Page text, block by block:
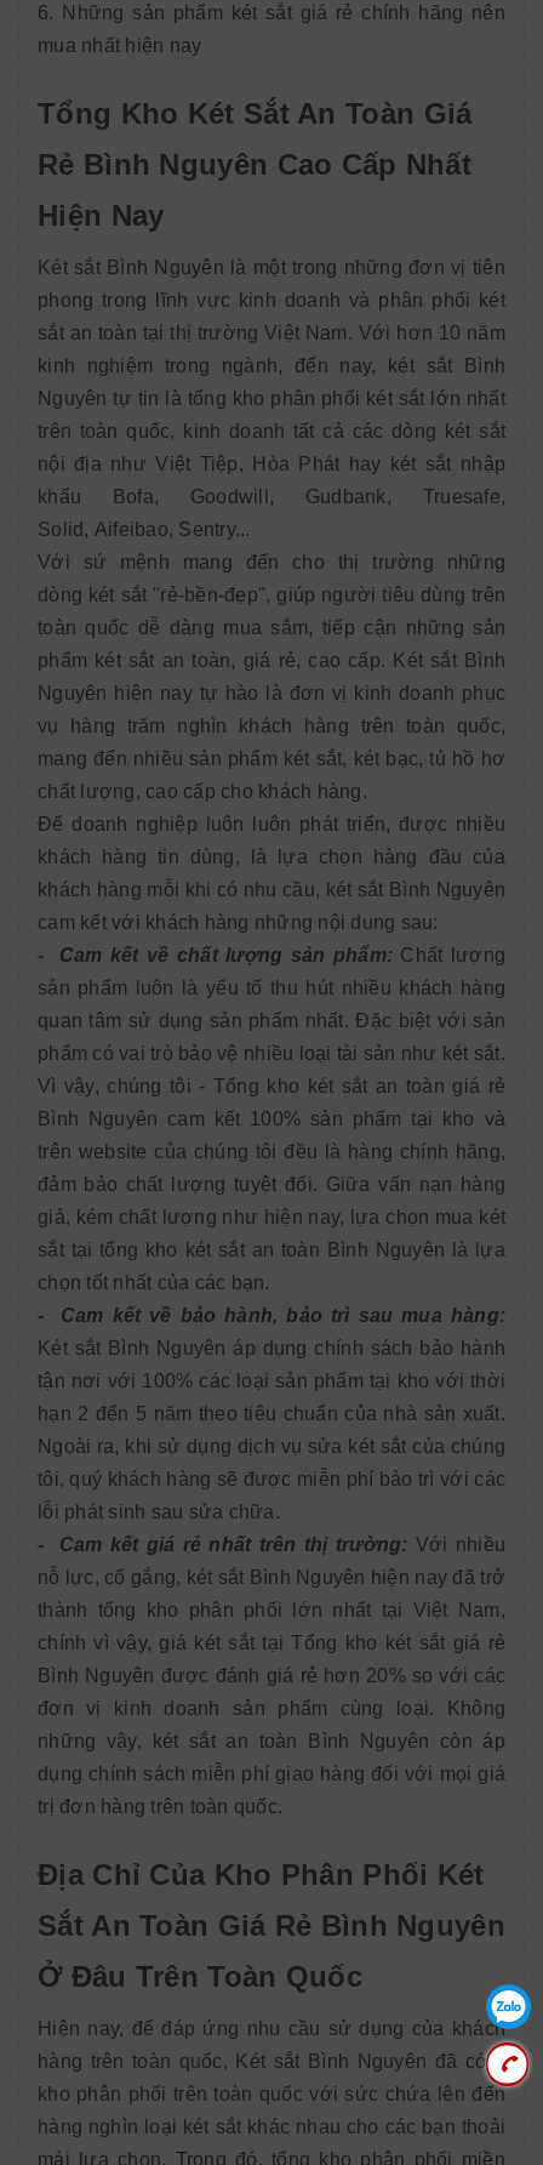
6. Những sản phẩm két sắt giá rẻ chính hãng nên
mua nhất hiện nay
Tổng Kho Két Sắt An Toàn Giá
Rẻ Bình Nguyên Cao Cấp Nhất
Hiện Nay
Két sắt Bình Nguyên là một trong những đơn vị tiên
phong trong lĩnh vực kinh doanh và phân phối két
sắt an toàn tại thị trường Việt Nam. Với hơn 10 năm
kinh nghiệm trong ngành, đến nay, két sắt Bình
Nguyên tự tin là tổng kho phân phối két sắt lớn nhất
trên toàn quốc, kinh doanh tất cả các dòng két sắt
nội địa như Việt Tiệp, Hòa Phát hay két sắt nhập
khẩu Bofa, Goodwill, Gudbank, Truesafe,
Solid, Aifeibao, Sentry...
Với sứ mệnh mang đến cho thị trường những
dòng két sắt "rẻ-bền-đẹp", giúp người tiêu dùng trên
toàn quốc dễ dàng mua sắm, tiếp cận những sản
phẩm két sắt an toàn, giá rẻ, cao cấp. Két sắt Bình
Nguyên hiện nay tự hào là đơn vị kinh doanh phục
vụ hàng trăm nghìn khách hàng trên toàn quốc,
mang đến nhiều sản phẩm két sắt, két bạc, tủ hồ hơ
chất lượng, cao cấp cho khách hàng.
Để doanh nghiệp luôn luôn phát triển, được nhiều
khách hàng tin dùng, là lựa chọn hàng đầu của
khách hàng mỗi khi có nhu cầu, két sắt Bình Nguyên
cam kết với khách hàng những nội dung sau:
- Cam kết về chất lượng sản phẩm: Chất lượng
sản phẩm luôn là yếu tố thu hút nhiều khách hàng
quan tâm sử dụng sản phẩm nhất. Đặc biệt với sản
phẩm có vai trò bảo vệ nhiều loại tài sản như két sắt.
Vì vậy, chúng tôi - Tổng kho két sắt an toàn giá rẻ
Bình Nguyên cam kết 100% sản phẩm tại kho và
trên website của chúng tôi đều là hàng chính hãng,
đảm bảo chất lượng tuyệt đối. Giữa vấn nạn hàng
giả, kém chất lượng như hiện nay, lựa chọn mua két
sắt tại tổng kho két sắt an toàn Bình Nguyên là lựa
chọn tốt nhất của các bạn.
- Cam kết về bảo hành, bảo trì sau mua hàng:
Két sắt Bình Nguyên áp dụng chính sách bảo hành
tận nơi với 100% các loại sản phẩm tại kho với thời
hạn 2 đến 5 năm theo tiêu chuẩn của nhà sản xuất.
Ngoài ra, khi sử dụng dịch vụ sửa két sắt của chúng
tôi, quý khách hàng sẽ được miễn phí bảo trì với các
lỗi phát sinh sau sửa chữa.
- Cam kết giá rẻ nhất trên thị trường: Với nhiều
nỗ lực, cố gắng, két sắt Bình Nguyên hiện nay đã trở
thành tổng kho phân phối lớn nhất tại Việt Nam,
chính vì vậy, giá két sắt tại Tổng kho két sắt giá rẻ
Bình Nguyên được đánh giá rẻ hơn 20% so với các
đơn vị kinh doanh sản phẩm cùng loại. Không
những vậy, két sắt an toàn Bình Nguyên còn áp
dụng chính sách miễn phí giao hàng đối với mọi giá
trị đơn hàng trên toàn quốc.
Địa Chỉ Của Kho Phân Phối Két
Sắt An Toàn Giá Rẻ Bình Nguyên
Ở Đâu Trên Toàn Quốc
Hiện nay, để đáp ứng nhu cầu sử dụng của khách
hàng trên toàn quốc, Két sắt Bình Nguyên đã có 4
kho phân phối trên toàn quốc với sức chứa lên đến
hàng nghìn loại két sắt khác nhau cho các bạn thoải
mái lựa chọn. Trong đó, tổng kho phân phối miền